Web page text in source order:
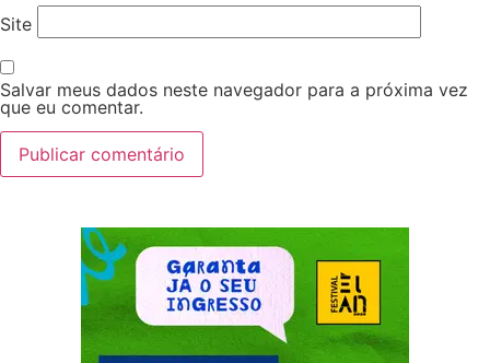
Site
Salvar meus dados neste navegador para a próxima vez
que eu comentar.